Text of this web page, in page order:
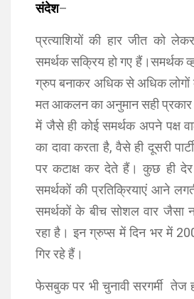
संदेश–
प्रत्याशियों की हार जीत को
समर्थक सक्रिय हो गए हैं।समर्थक
ग्रुप बनाकर अधिक से अधिक लोगों
मत आकलन का अनुमान सही
में जैसे ही कोई समर्थक अपने पक्ष
का दावा करता है, वैसे ही दूसरी
पर कटाक्ष कर देते हैं। कुछ ही देर
समर्थकों की प्रतिक्रियाएं आने
समर्थकों के बीच सोशल वार जैसा
रहा है। इन ग्रुप्स में दिन भर में
गिर रहे हैं।
फेसबुक पर भी चुनावी सरगर्मी तेज